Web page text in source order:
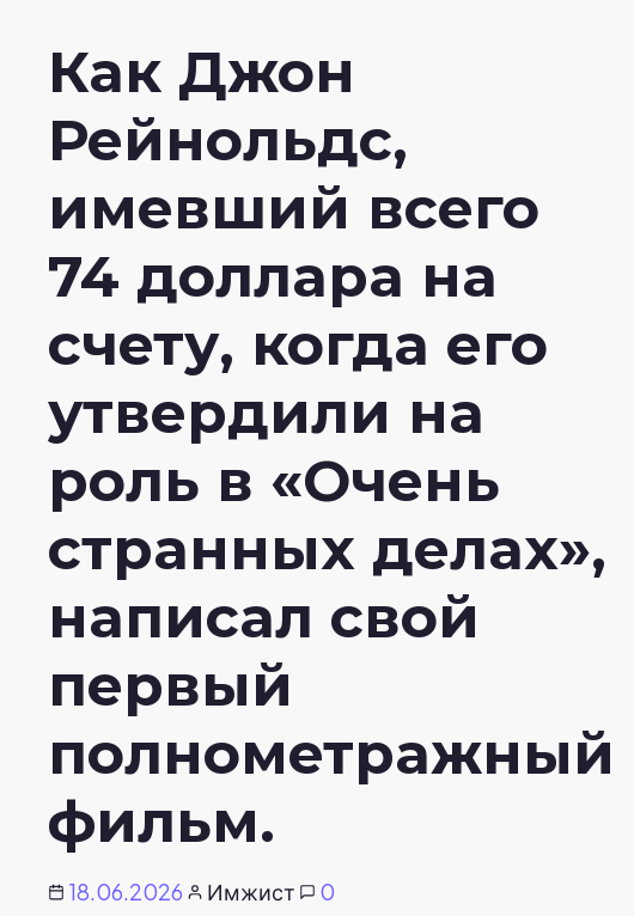
Как Джон
Рейнольдс,
имевший всего
74 доллара на
счету, когда его
утвердили на
роль в «Очень
странных делах»,
написал свой
первый
полнометражный
фильм.
18.06.2026 Имжист
0